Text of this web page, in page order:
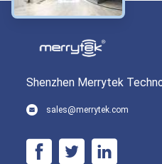
Shenzhen Merrytek
sales@merrytek.com